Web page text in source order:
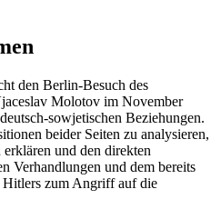
den Berlin-Besuch des
Molotov im November
sowjetischen Beziehungen.
beider Seiten zu analysieren,
erklären und den direkten
Verhandlungen und dem bereits
Hitlers zum Angriff auf die